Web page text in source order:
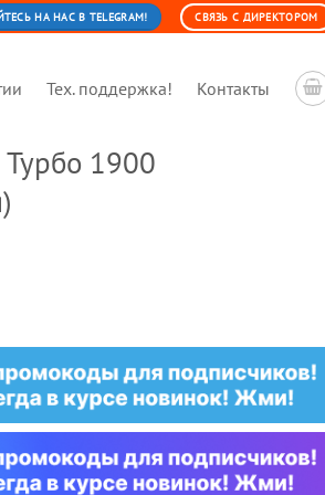
НА НАС В TELEGRAM! СВЯЗЬ С ДИРЕКТОРОМ
Тех. поддержка! Контакты
1900
₽.